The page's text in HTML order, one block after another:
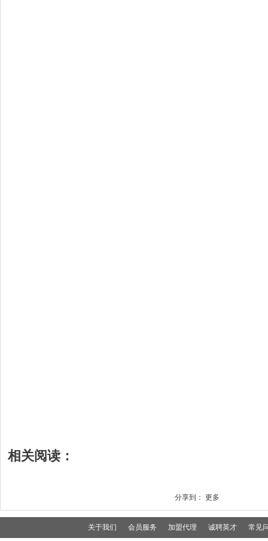
相关阅读：
分享到： 更多
关于我们 会员服务 加盟代理 诚聘英才 常见